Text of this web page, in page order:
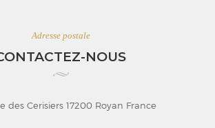
Adresse postale
NOUS
des Cerisiers 17200 Royan France